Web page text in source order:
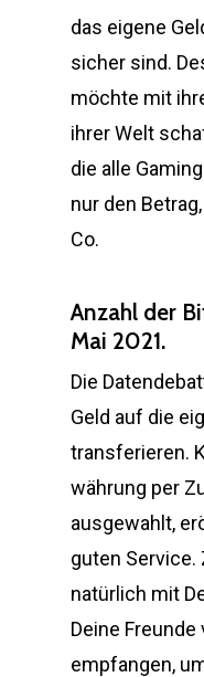
das eigene
sicher sind.
möchte mit
ihrer Welt
die alle
nur den
Co.
Anzahl der
Mai 2021.
Die
Geld auf die
transferieren.
währung per
ausgewahlt,
guten Service.
natürlich mit
Deine
empfangen,